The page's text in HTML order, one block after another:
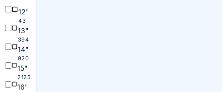
12"
43
13"
394
14"
920
15"
2125
16"